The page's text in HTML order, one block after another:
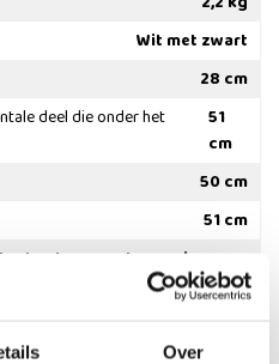
Over
Wit met zwart
28 cm
deel die onder het
51
cm
50 cm
51 cm
en boxspring